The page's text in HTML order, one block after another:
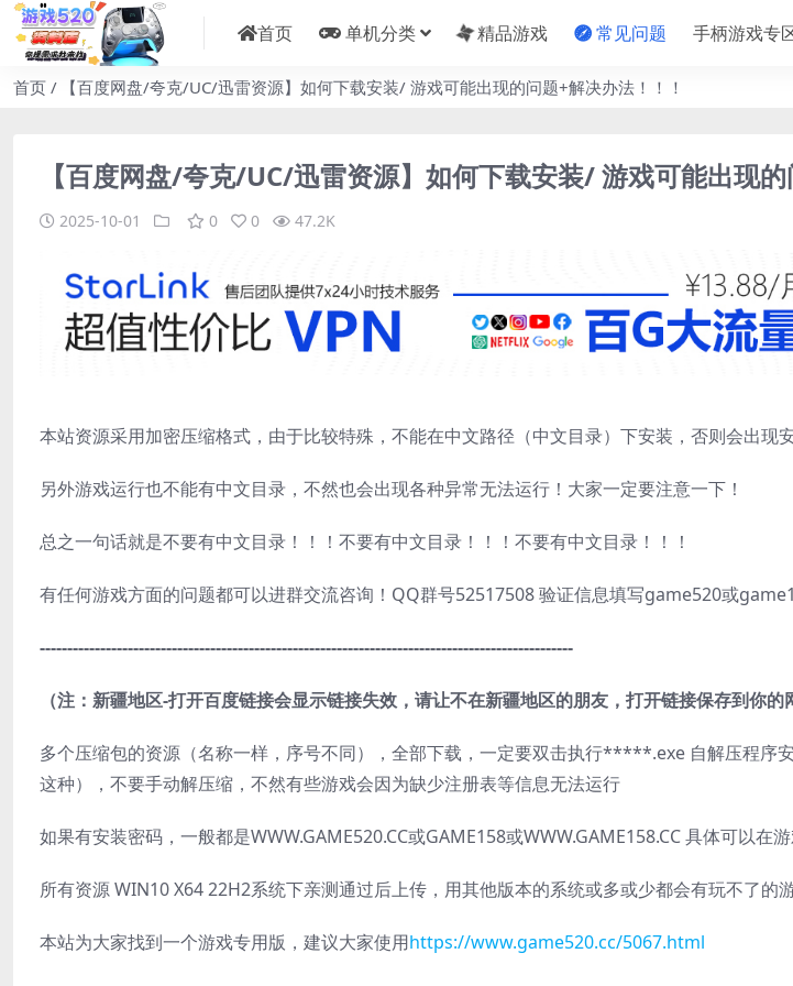
首页 单机分类 精品游戏 常见问题 手柄游戏专
首页 【百度网盘/夸克/UC/迅雷资源】如何下载安装/ 游戏可能出现的问题+解决办法！！！
【百度网盘/夸克/UC/迅雷资源】如何下载安装/ 游戏可能出现的
2025-10-01 0 0 47.2K
本站资源采用加密压缩格式，由于比较特殊，不能在中文路径（中文目录）下安装，否则会出现
另外游戏运行也不能有中文目录，不然也会出现各种异常无法运行！大家一定要注意一下！
总之一句话就是不要有中文目录！！！不要有中文目录！！！不要有中文目录！！！
有任何游戏方面的问题都可以进群交流咨询！QQ群号52517508 验证信息填写game520或
-------------------------------------------------------------------------------------------------
（注：新疆地区-打开百度链接会显示链接失效，请让不在新疆地区的朋友，打开链接保存到你的
多个压缩包的资源（名称一样，序号不同），全部下载，一定要双击执行*****.exe 自解压程序
这种），不要手动解压缩，不然有些游戏会因为缺少注册表等信息无法运行
如果有安装密码，一般都是WWW.GAME520.CC或GAME158或WWW.GAME158.CC 具体可以在
所有资源 WIN10 X64 22H2系统下亲测通过后上传，用其他版本的系统或多或少都会有玩不了的
本站为大家找到一个游戏专用版，建议大家使用https://www.game520.cc/5067.html